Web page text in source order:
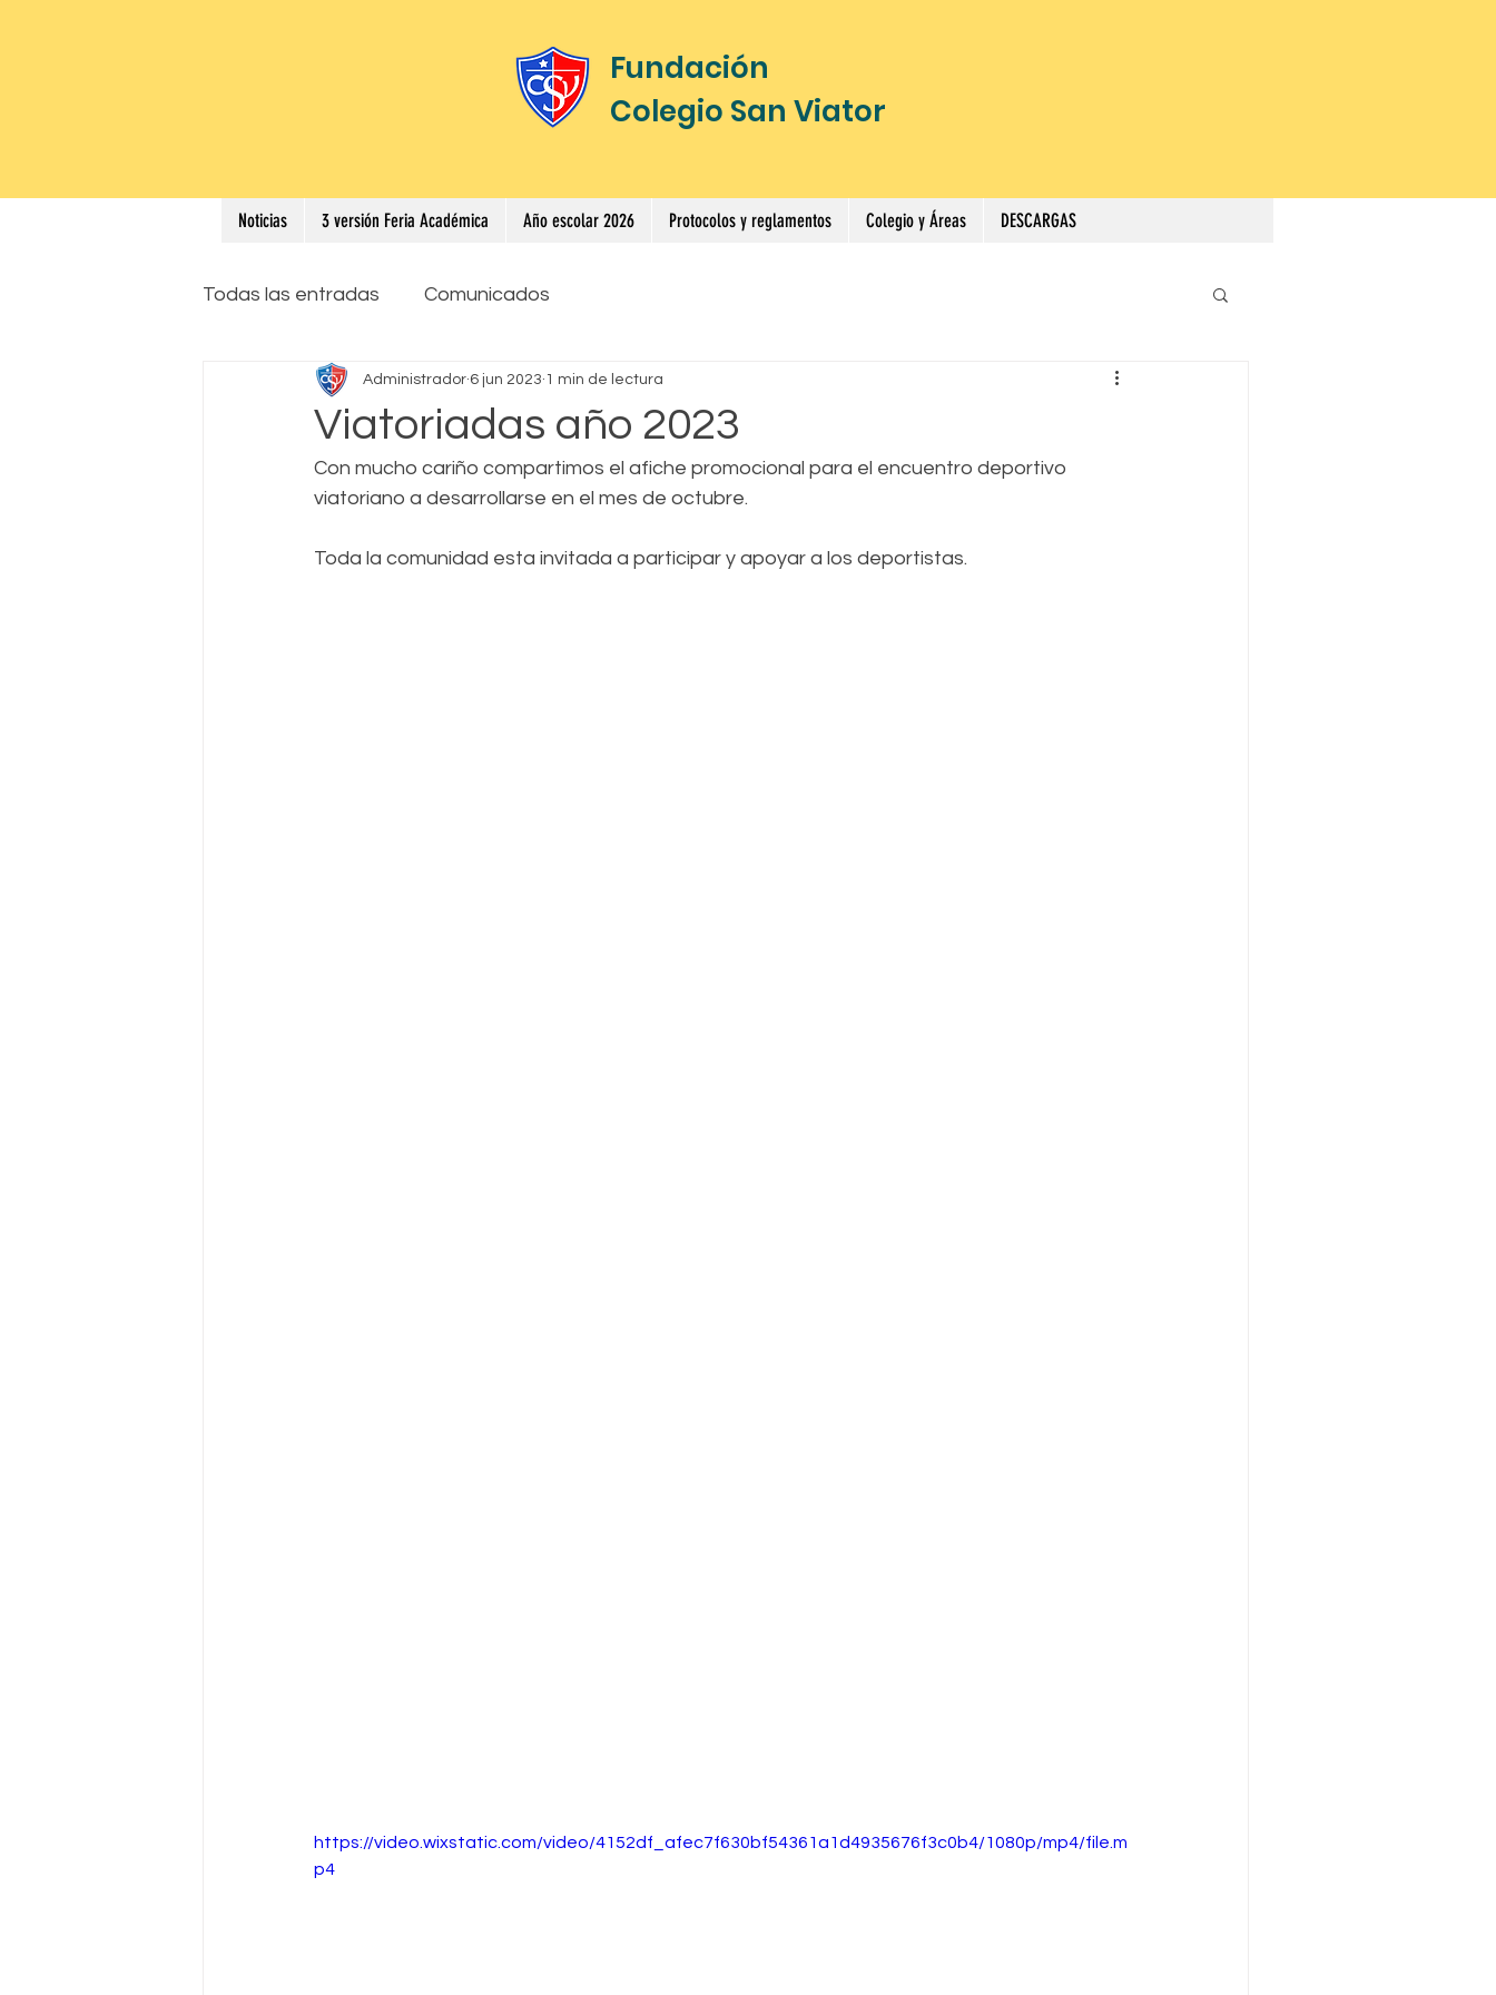
Fundación
Colegio San Viator
Noticias 3 versión Feria Académica Año escolar 2026 Protocolos y reglamentos Colegio y Áreas DESCARGAS
Todas las entradas Comunicados
Viatoriadas año 2023
Administrador 6 jun 2023 1 min de lectura
Con mucho cariño compartimos el afiche promocional para el encuentro deportivo
viatoriano a desarrollarse en el mes de octubre.
Toda la comunidad esta invitada a participar y apoyar a los deportistas.
https://video.wixstatic.com/video/4152df_afec7f630bf54361a1d4935676f3c0b4/1080p/mp4/file.m
p4